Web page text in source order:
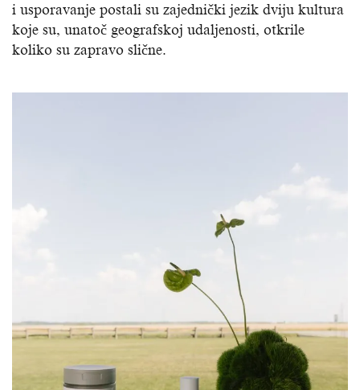
i usporavanje postali su zajednički jezik dviju kultura
koje su, unatoč geografskoj udaljenosti, otkrile
koliko su zapravo slične.